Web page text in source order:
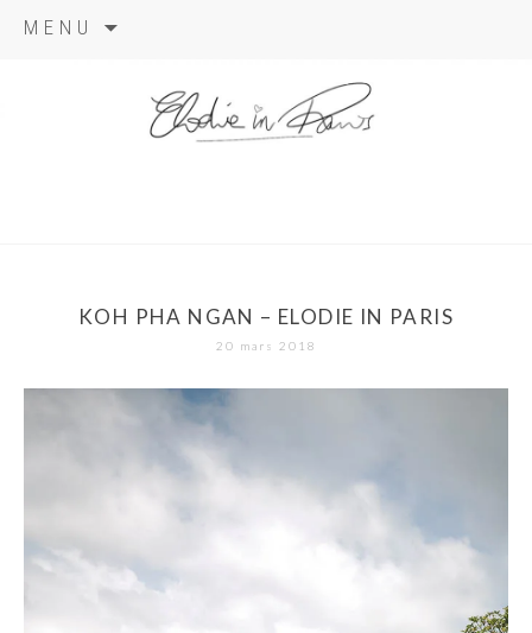
MENU
KOH PHA NGAN – ELODIE IN PARIS
20 mars 2018